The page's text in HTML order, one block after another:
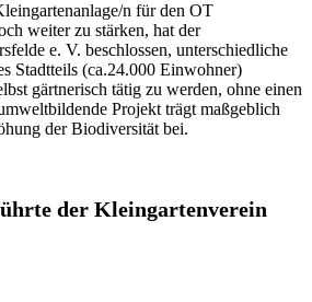
n für den OT
weiter zu stärken, hat der
e. V. beschlossen, unterschiedliche
Stadtteils (ca.24.000 Einwohner)
gärtnerisch tätig zu werden, ohne einen
Projekt trägt maßgeblich
der Biodiversität bei.
der Kleingartenverein